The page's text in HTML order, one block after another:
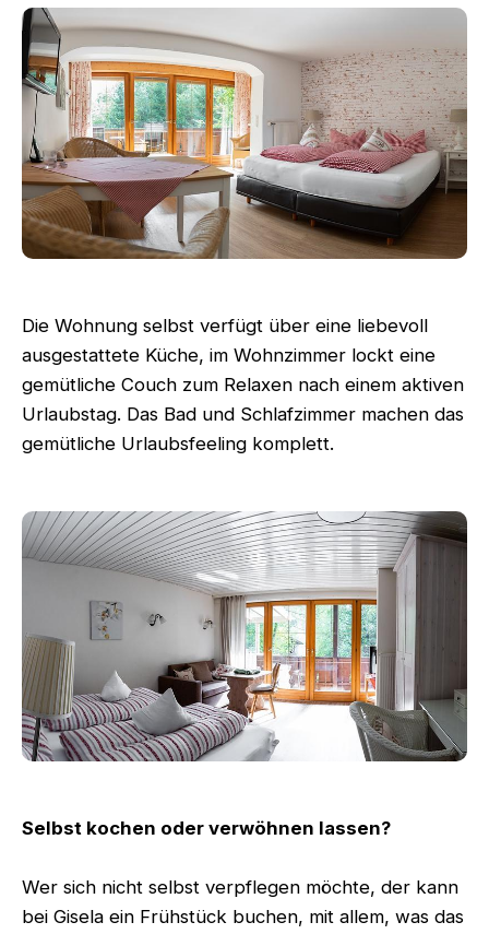
Die Wohnung selbst verfügt über eine liebevoll
ausgestattete Küche, im Wohnzimmer lockt eine
gemütliche Couch zum Relaxen nach einem aktiven
Urlaubstag. Das Bad und Schlafzimmer machen das
gemütliche Urlaubsfeeling komplett.
Selbst kochen oder verwöhnen lassen?
Wer sich nicht selbst verpflegen möchte, der kann
bei Gisela ein Frühstück buchen, mit allem, was das